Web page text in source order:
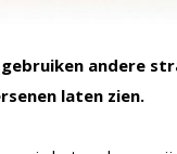
andere
laten zien.